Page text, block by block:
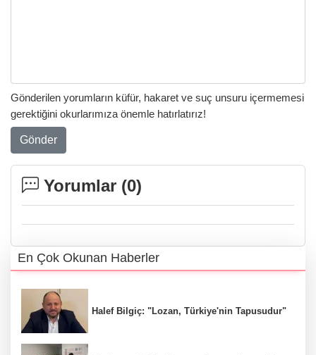
Gönderilen yorumların küfür, hakaret ve suç unsuru içermemesi
gerektiğini okurlarımıza önemle hatırlatırız!
Gönder
Yorumlar (0)
En Çok Okunan Haberler
Halef Bilgiç: "Lozan, Türkiye'nin Tapusudur"